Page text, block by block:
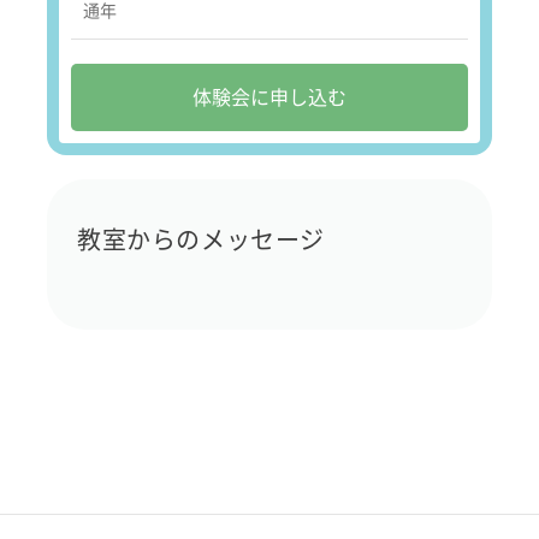
通年
体験会に申し込む
教室からのメッセージ